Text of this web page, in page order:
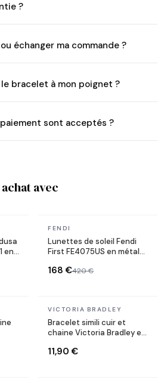
?
échanger ma commande ?
bracelet à mon poignet ?
sont acceptés ?
avec
en
En stock
FENDI
Lunettes de soleil Fendi
First FE4075US en métal
168 €420 €
En stock
VICTORIA BRADLEY
Bracelet simili cuir et
chaine Victoria Bradley en
11,90 €